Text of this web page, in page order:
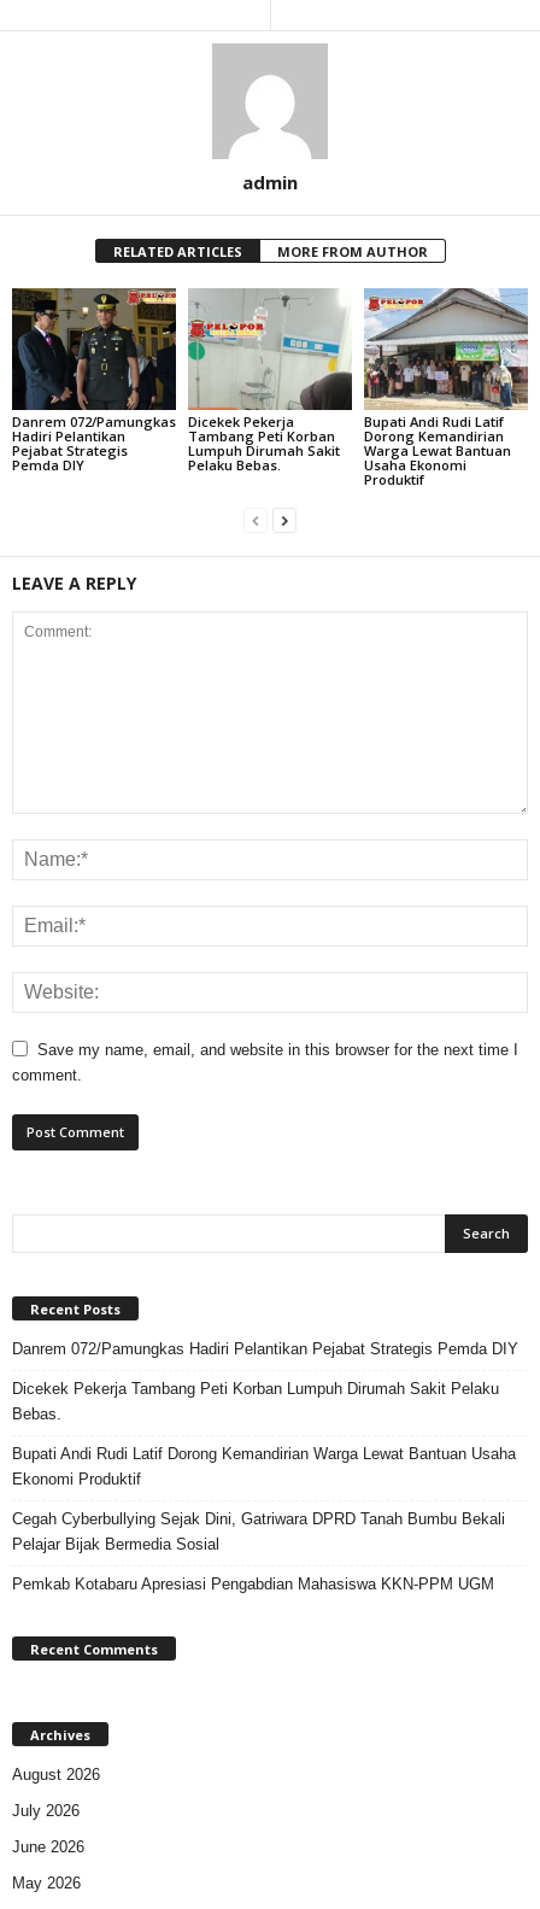
admin
RELATED ARTICLES MORE FROM AUTHOR
Danrem 072/Pamungkas
Hadiri Pelantikan
Pejabat Strategis
Pemda DIY
Dicekek Pekerja
Tambang Peti Korban
Lumpuh Dirumah Sakit
Pelaku Bebas.
Bupati Andi Rudi Latif
Dorong Kemandirian
Warga Lewat Bantuan
Usaha Ekonomi
Produktif
LEAVE A REPLY
Save my name, email, and website in this browser for the next time I
comment.
Recent Posts
Danrem 072/Pamungkas Hadiri Pelantikan Pejabat Strategis Pemda DIY
Dicekek Pekerja Tambang Peti Korban Lumpuh Dirumah Sakit Pelaku
Bebas.
Bupati Andi Rudi Latif Dorong Kemandirian Warga Lewat Bantuan Usaha
Ekonomi Produktif
Cegah Cyberbullying Sejak Dini, Gatriwara DPRD Tanah Bumbu Bekali
Pelajar Bijak Bermedia Sosial
Pemkab Kotabaru Apresiasi Pengabdian Mahasiswa KKN-PPM UGM
Recent Comments
Archives
August 2026
July 2026
June 2026
May 2026